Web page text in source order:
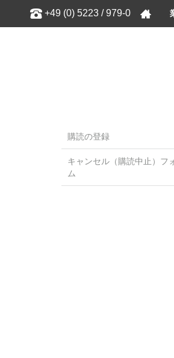
+49 (0) 5223 / 979-0
購読の登録
キャンセル（購読中止）フ
ム